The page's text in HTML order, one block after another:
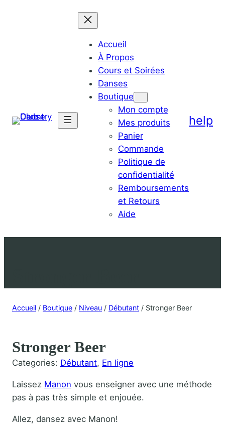
Accueil
À Propos
Cours et Soirées
Danses
Boutique
Mon compte
Mes produits
Panier
Commande
Politique de
confidentialité
Remboursements
et Retours
Aide
help
Accueil / Boutique / Niveau / Débutant / Stronger Beer
Stronger Beer
Categories: Débutant, En ligne
Laissez Manon vous enseigner avec une méthode
pas à pas très simple et enjouée.
Allez, dansez avec Manon!